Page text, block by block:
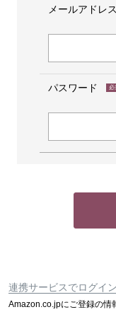
メールアドレス
パスワード
連携サービスでログイ
Amazon.co.jpにご登録の情